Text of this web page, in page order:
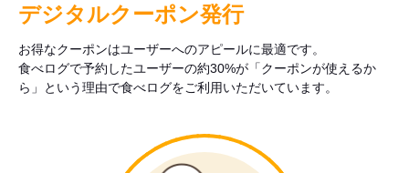
デジタルクーポン発行
お得なクーポンはユーザーへのアピールに最適です。
食べログで予約したユーザーの約30%が「クーポンが使えるか
ら」という理由で食べログをご利用いただいています。